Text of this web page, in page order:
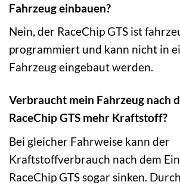
Fahrzeug einbauen?
Nein, der RaceChip GTS ist
programmiert und kann nicht in
Fahrzeug eingebaut werden.
Verbraucht mein Fahrzeug nach
RaceChip GTS mehr Kraftstoff?
Bei gleicher Fahrweise kann der
Kraftstoffverbrauch nach dem
RaceChip GTS sogar sinken.